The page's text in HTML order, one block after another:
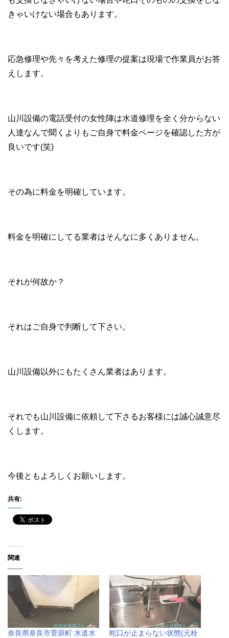
きゃいけない場合もあります。
応急修理や先々を考えた修理の提案は現場で作業員がお答
えします。
山川設備の電話受付の女性陣は水道修理を全く分からない
人達なんで聞くよりもご自身で料金ページを確認した方が
良いです(笑)
その為に料金を明確しています。
料金を明確にしてる業者はそんなに多くありません。
それが何故か？
それはご自身で判断して下さい。
山川設備以外にもたくさん業者はあります。
それでも山川設備に依頼して下さるお客様には誠心誠意尽
くします。
今後ともよろしくお願いします。
共有:
関連
奈良県奈良市菅原町 水道水
蛇口が止まらない状態(元栓